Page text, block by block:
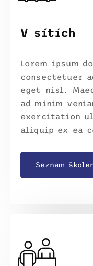
V sítích
Lorem ipsum
consectetuer
eget nisl.
ad minim
exercitation
aliquip ex ea
Seznam